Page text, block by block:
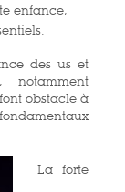
enfance,
des us et
notamment
obstacle à
La forte